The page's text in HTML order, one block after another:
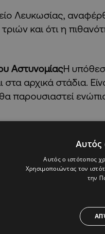
Λευκωσίας,
και ότι η
ΑστυνομίαςΗ
στα αρχικά στάδια.
παρουσιαστεί
στην βάση των
ζητησαν την
Αυτός
Αυτός ο ιστότοπος
Χρησιμοποιώντας τον
την